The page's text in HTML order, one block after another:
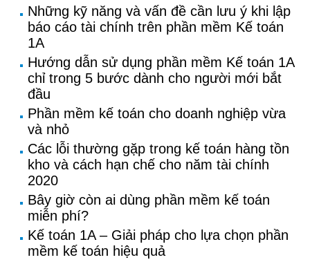
Những kỹ năng và vấn đề cần lưu ý khi lập
báo cáo tài chính trên phần mềm Kế toán
1A
Hướng dẫn sử dụng phần mềm Kế toán 1A
chỉ trong 5 bước dành cho người mới bắt
đầu
Phần mềm kế toán cho doanh nghiệp vừa
và nhỏ
Các lỗi thường gặp trong kế toán hàng tồn
kho và cách hạn chế cho năm tài chính
2020
Bây giờ còn ai dùng phần mềm kế toán
miễn phí?
Kế toán 1A – Giải pháp cho lựa chọn phần
mềm kế toán hiệu quả